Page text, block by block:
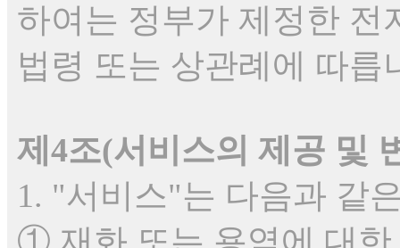
하여는 정부가 제정한 전
법령 또는 상관례에 따릅
제4조(서비스의 제공 및
1. "서비스"는 다음과 같